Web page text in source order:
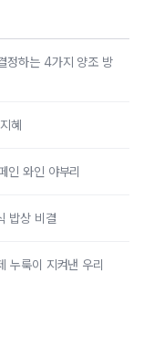
정하는 4가지 양조 방
혜
인 와인 야부리
밥상 비결
룩이 지켜낸 우리